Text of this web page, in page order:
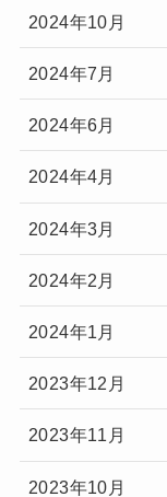
2024年10月
2024年7月
2024年6月
2024年4月
2024年3月
2024年2月
2024年1月
2023年12月
2023年11月
2023年10月